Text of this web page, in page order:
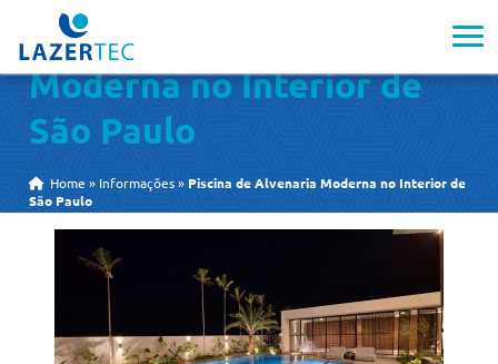
Piscina de Alvenaria
Moderna no Interior de
São Paulo
Home » Informações » Piscina de Alvenaria Moderna no Interior de
São Paulo